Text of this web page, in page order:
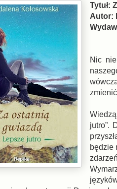
Tytuł:
Autor:
Nic
jutro”.
będzie